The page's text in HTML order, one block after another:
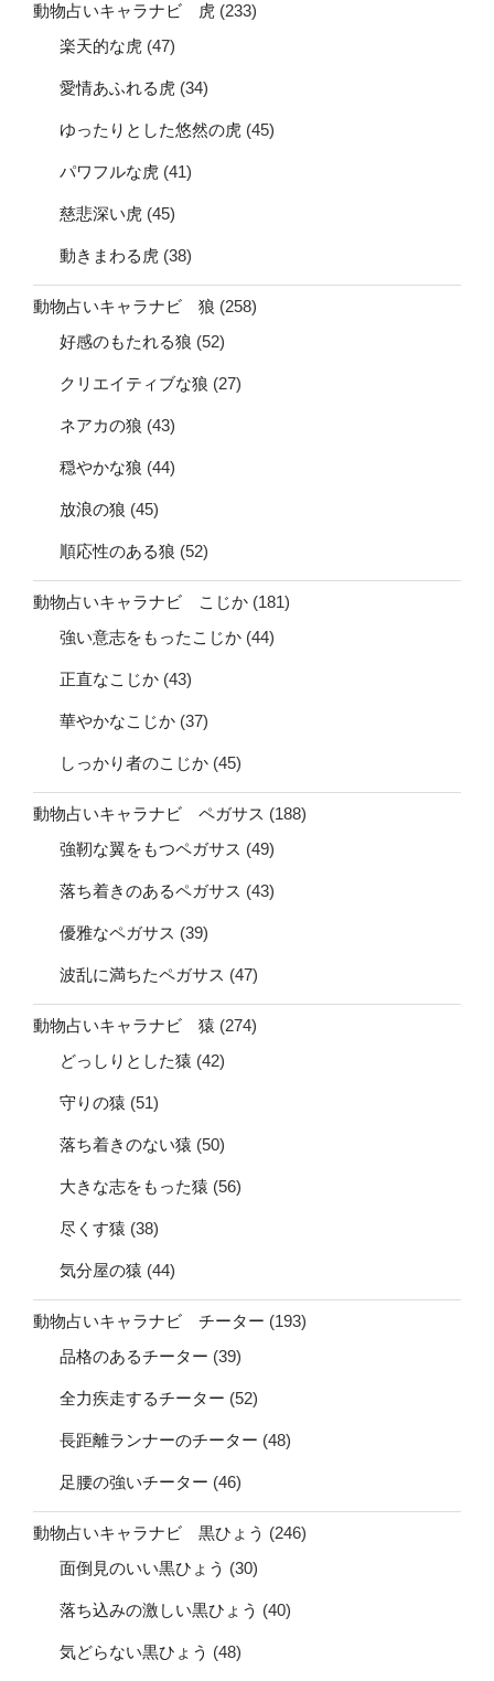
動物占いキャラナビ 虎 (233)
楽天的な虎 (47)
愛情あふれる虎 (34)
ゆったりとした悠然の虎 (45)
パワフルな虎 (41)
慈悲深い虎 (45)
動きまわる虎 (38)
動物占いキャラナビ 狼 (258)
好感のもたれる狼 (52)
クリエイティブな狼 (27)
ネアカの狼 (43)
穏やかな狼 (44)
放浪の狼 (45)
順応性のある狼 (52)
動物占いキャラナビ こじか (181)
強い意志をもったこじか (44)
正直なこじか (43)
華やかなこじか (37)
しっかり者のこじか (45)
動物占いキャラナビ ペガサス (188)
強靭な翼をもつペガサス (49)
落ち着きのあるペガサス (43)
優雅なペガサス (39)
波乱に満ちたペガサス (47)
動物占いキャラナビ 猿 (274)
どっしりとした猿 (42)
守りの猿 (51)
落ち着きのない猿 (50)
大きな志をもった猿 (56)
尽くす猿 (38)
気分屋の猿 (44)
動物占いキャラナビ チーター (193)
品格のあるチーター (39)
全力疾走するチーター (52)
長距離ランナーのチーター (48)
足腰の強いチーター (46)
動物占いキャラナビ 黒ひょう (246)
面倒見のいい黒ひょう (30)
落ち込みの激しい黒ひょう (40)
気どらない黒ひょう (48)